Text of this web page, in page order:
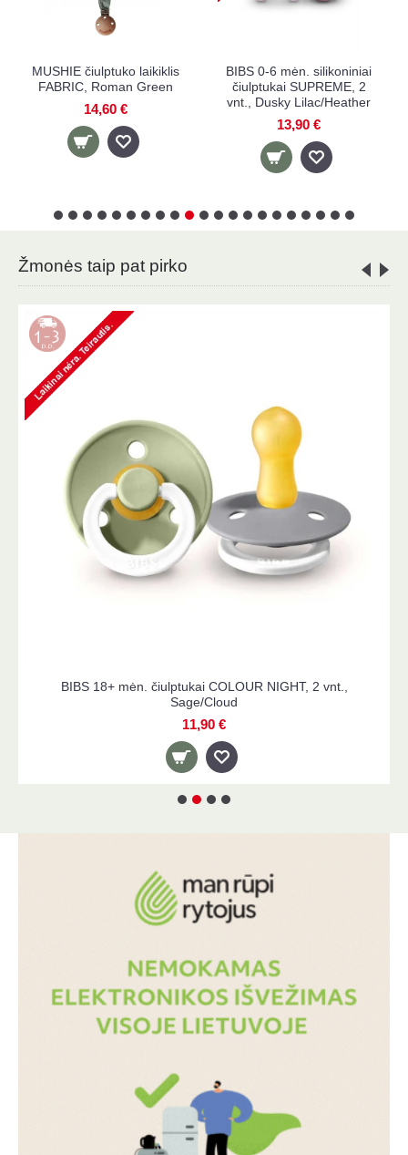
MUSHIE čiulptuko laikiklis
FABRIC, Roman Green
14,60 €
BIBS 0-6 mėn. silikoniniai
čiulptukai SUPREME, 2
vnt., Dusky Lilac/Heather
13,90 €
Žmonės taip pat pirko
BIBS 18+ mėn. čiulptukai COLOUR NIGHT, 2 vnt.,
Sage/Cloud
11,90 €